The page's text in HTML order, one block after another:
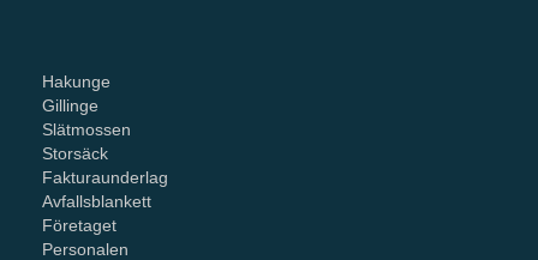
Hakunge
Gillinge
Slätmossen
Storsäck
Fakturaunderlag
Avfallsblankett
Företaget
Personalen